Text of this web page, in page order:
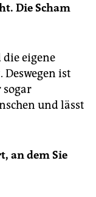
Die Scham
die eigene
Deswegen ist
sogar
und lässt
an dem Sie